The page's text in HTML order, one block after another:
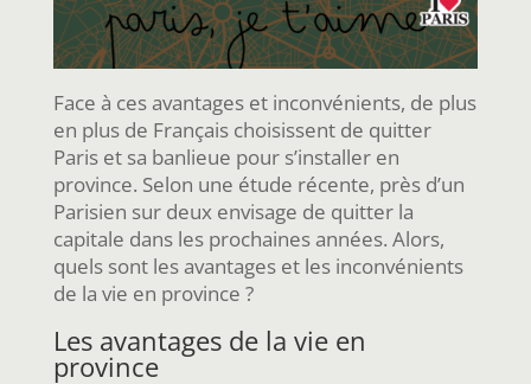
Face à ces avantages et inconvénients, de plus
en plus de Français choisissent de quitter
Paris et sa banlieue pour s’installer en
province. Selon une étude récente, près d’un
Parisien sur deux envisage de quitter la
capitale dans les prochaines années. Alors,
quels sont les avantages et les inconvénients
de la vie en province ?
Les avantages de la vie en
province